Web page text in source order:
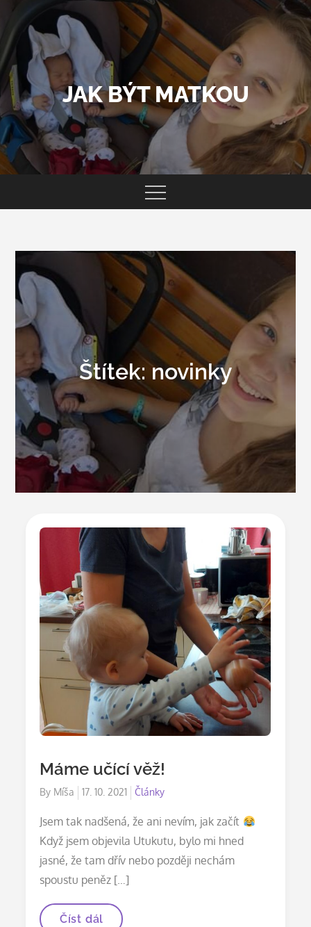
content
JAK BÝT MATKOU
Štítek:novinky
Máme učící věž!
By Míša
Posted
17. 10. 2021 Články
Jsem tak nadšená, že ani nevím, jak začít
Když jsem objevila Utukutu, bylo mi hned
jasné, že tam dřív nebo později nechám
spoustu peněz […]
Máme
Číst dál